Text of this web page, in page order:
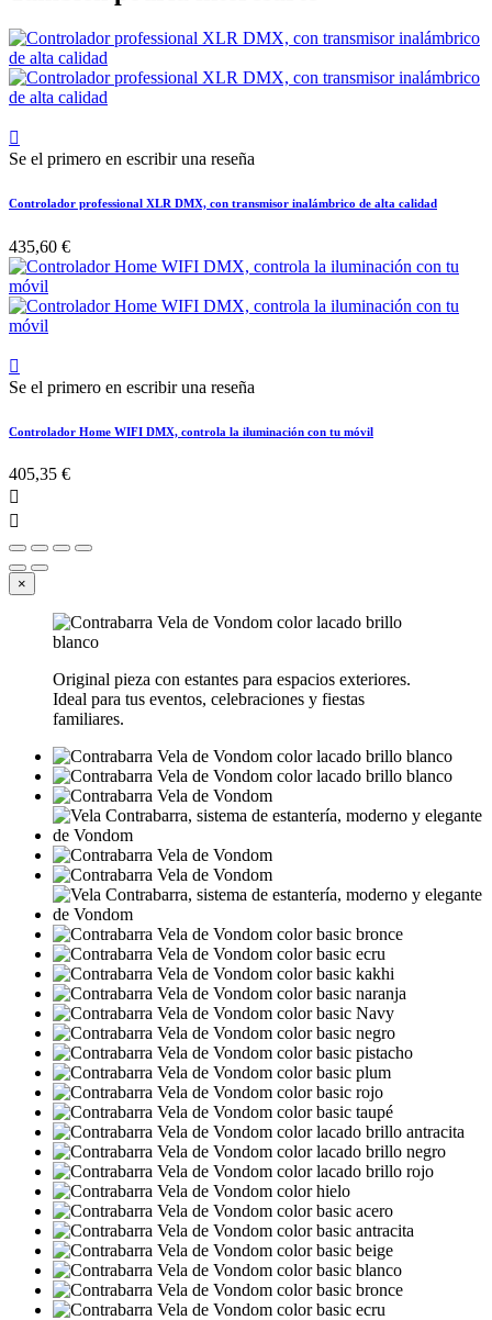

Se el primero en escribir una reseña
Controlador professional XLR DMX, con transmisor inalámbrico de alta calidad
435,60 €

Se el primero en escribir una reseña
Controlador Home WIFI DMX, controla la iluminación con tu móvil
405,35 €


×
Original pieza con estantes para espacios exteriores.
Ideal para tus eventos, celebraciones y fiestas
familiares.